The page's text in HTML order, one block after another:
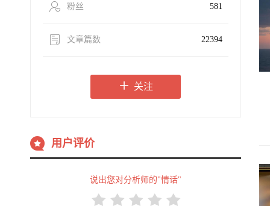
粉丝 581
文章篇数 22394
关注
用户评价
说出您对分析师的"情话"